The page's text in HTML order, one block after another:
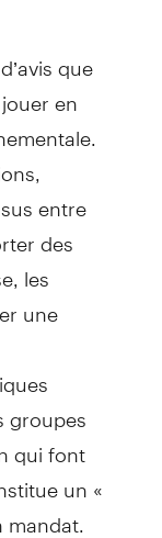
que
en
entre
des
les
une
groupes
qui font
un «